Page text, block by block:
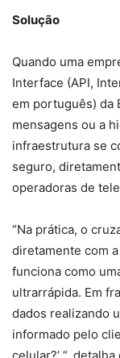
Solução
Quando uma
Interface (API,
em português) da
mensagens ou a
infraestrutura se
seguro,
operadoras de
“Na prática, o
diretamente com
funciona como
ultrarrápida. Em
dados realizando
informado pelo